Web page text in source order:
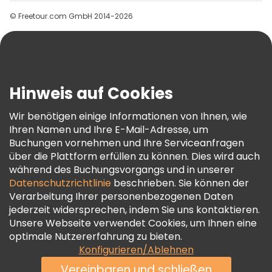
Kostenlose Führungen in der Nähe Alexander Nevsky Cathedral
Kostenlose Führungen in der Nähe Patkuli viewing platform
Gruppen
Hilfe
AGB Und Rechtliches
Cookie-Richtlinie
Freetour Auszeichnungen
Treueprogramm
© Freetour.com GmbH 2014-2026
Hinweis auf Cookies
Wir benötigen einige Informationen von Ihnen, wie
Ihren Namen und Ihre E-Mail-Adresse, um
Buchungen vornehmen und Ihre Serviceanfragen
über die Plattform erfüllen zu können. Dies wird auch
während des Buchungsvorgangs und in unserer
Datenschutzrichtlinie beschrieben. Sie können der
Verarbeitung Ihrer personenbezogenen Daten
jederzeit widersprechen, indem Sie uns kontaktieren.
Unsere Webseite verwendet Cookies, um Ihnen eine
optimale Nutzererfahrung zu bieten.
Konfigurieren/Ablehnen